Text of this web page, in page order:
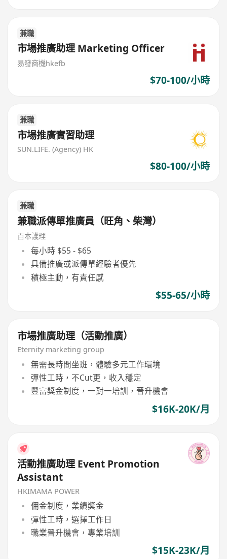
兼職
市場推廣助理 Marketing Officer
易發商機hkefb
$70-100/小時
兼職
市場推廣實習助理
SUN.LIFE. (Agency) HK
$80-100/小時
兼職
兼職派傳單推廣員（旺角、柴灣）
百本護理
每小時 $55 - $65
具備推廣或派傳單經驗者優先
積極主動，有責任感
$55-65/小時
市場推廣助理（活動推廣）
Eternity marketing group
無需長時間坐班，體驗多元工作環境
彈性工時，不Cut更，收入穩定
豐富獎金制度，一對一培訓，晉升機會
$16K-20K/月
活動推廣助理 Event Promotion
Assistant
HKIMAMA POWER
佣金制度，業績獎金
彈性工時，選擇工作日
職業晉升機會，專業培訓
$15K-23K/月